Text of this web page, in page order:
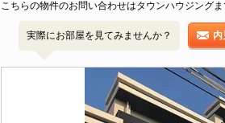
こちらの物件のお問い合わせはタウンハウジングま
実際にお部屋を見てみませんか？ 内